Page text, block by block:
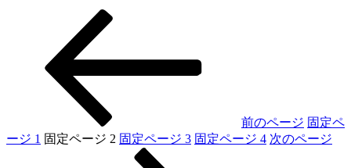
前のページ 固定ペ
ージ 1 固定ページ 2 固定ページ 3 固定ページ 4 次のページ